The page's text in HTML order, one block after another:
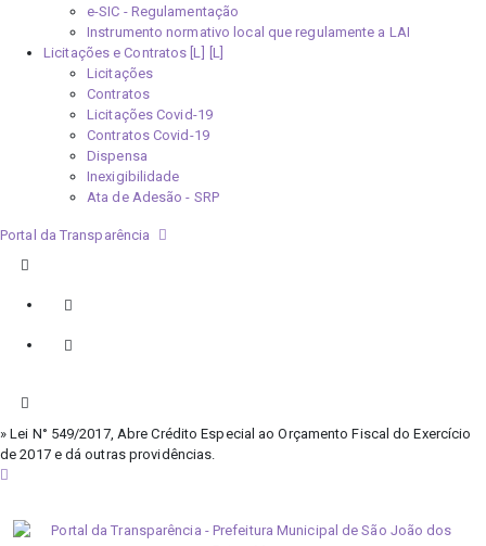
e-SIC - Regulamentação
Instrumento normativo local que regulamente a LAI
Licitações e Contratos [L]
Licitações
Contratos
Licitações Covid-19
Contratos Covid-19
Dispensa
Inexigibilidade
Ata de Adesão - SRP
Portal da Transparência
» Lei N° 549/2017, Abre Crédito Especial ao Orçamento Fiscal do Exercício
de 2017 e dá outras providências.